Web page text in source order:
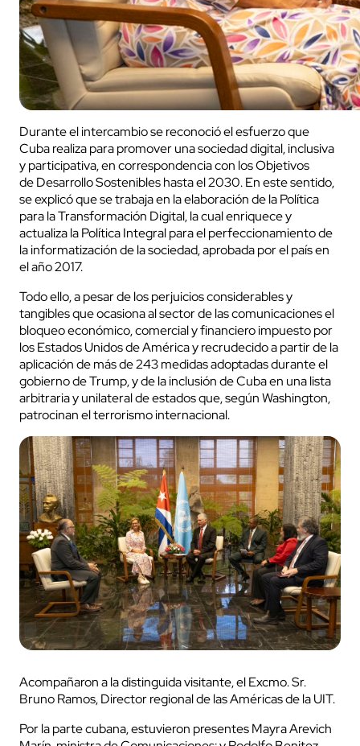
Durante el intercambio se reconoció el esfuerzo que
Cuba realiza para promover una sociedad digital, inclusiva
y participativa, en correspondencia con los Objetivos
de Desarrollo Sostenibles hasta el 2030. En este sentido,
se explicó que se trabaja en la elaboración de la Política
para la Transformación Digital, la cual enriquece y
actualiza la Política Integral para el perfeccionamiento de
la informatización de la sociedad, aprobada por el país en
el año 2017.
Todo ello, a pesar de los perjuicios considerables y
tangibles que ocasiona al sector de las comunicaciones el
bloqueo económico, comercial y financiero impuesto por
los Estados Unidos de América y recrudecido a partir de la
aplicación de más de 243 medidas adoptadas durante el
gobierno de Trump, y de la inclusión de Cuba en una lista
arbitraria y unilateral de estados que, según Washington,
patrocinan el terrorismo internacional.
Acompañaron a la distinguida visitante, el Excmo. Sr.
Bruno Ramos, Director regional de las Américas de la UIT.
Por la parte cubana, estuvieron presentes Mayra Arevich